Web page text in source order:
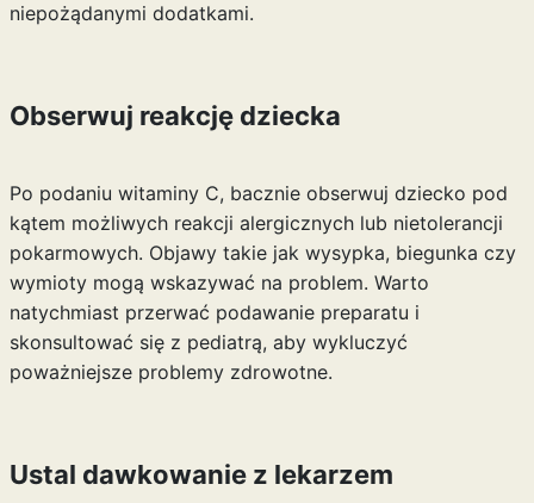
niepożądanymi dodatkami.
Obserwuj reakcję dziecka
Po podaniu witaminy C, bacznie obserwuj dziecko pod
kątem możliwych reakcji alergicznych lub nietolerancji
pokarmowych. Objawy takie jak wysypka, biegunka czy
wymioty mogą wskazywać na problem. Warto
natychmiast przerwać podawanie preparatu i
skonsultować się z pediatrą, aby wykluczyć
poważniejsze problemy zdrowotne.
Ustal dawkowanie z lekarzem